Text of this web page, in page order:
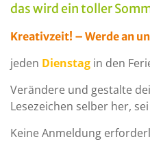
das wird ein toller
Kreativzeit! – Werde an
jeden Dienstag in den
Verändere und gestalte
Lesezeichen selber her,
Keine Anmeldung